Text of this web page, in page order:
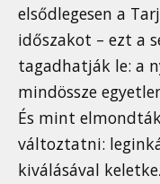
elsődlegesen a
időszakot – ezt a
tagadhatják le: a
mindössze
És mint
változtatni:
kiválásával